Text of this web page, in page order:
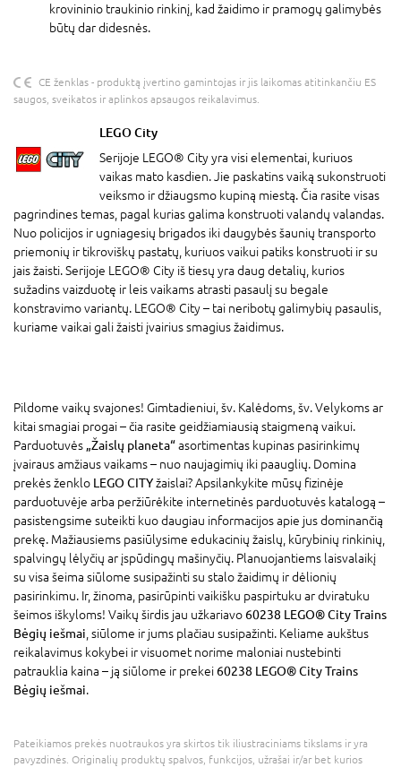
krovininio traukinio rinkinį, kad žaidimo ir pramogų galimybės
būtų dar didesnės.
CE ženklas - produktą įvertino gamintojas ir jis laikomas atitinkančiu ES
saugos, sveikatos ir aplinkos apsaugos reikalavimus.
LEGO City
Serijoje LEGO® City yra visi elementai, kuriuos
vaikas mato kasdien. Jie paskatins vaiką sukonstruoti
veiksmo ir džiaugsmo kupiną miestą. Čia rasite visas
pagrindines temas, pagal kurias galima konstruoti valandų valandas.
Nuo policijos ir ugniagesių brigados iki daugybės šaunių transporto
priemonių ir tikroviškų pastatų, kuriuos vaikui patiks konstruoti ir su
jais žaisti. Serijoje LEGO® City iš tiesų yra daug detalių, kurios
sužadins vaizduotę ir leis vaikams atrasti pasaulį su begale
konstravimo variantų. LEGO® City – tai neribotų galimybių pasaulis,
kuriame vaikai gali žaisti įvairius smagius žaidimus.
Pildome vaikų svajones! Gimtadieniui, šv. Kalėdoms, šv. Velykoms ar
kitai smagiai progai – čia rasite geidžiamiausią staigmeną vaikui.
Parduotuvės „Žaislų planeta“asortimentas kupinas pasirinkimų
įvairaus amžiaus vaikams – nuo naujagimių iki paauglių. Domina
prekės ženklo LEGO CITYžaislai? Apsilankykite mūsų fizinėje
parduotuvėje arba peržiūrėkite internetinės parduotuvės katalogą –
pasistengsime suteikti kuo daugiau informacijos apie jus dominančią
prekę. Mažiausiems pasiūlysime edukacinių žaislų, kūrybinių rinkinių,
spalvingų lėlyčių ar įspūdingų mašinyčių. Planuojantiems laisvalaikį
su visa šeima siūlome susipažinti su stalo žaidimų ir dėlionių
pasirinkimu. Ir, žinoma, pasirūpinti vaikišku paspirtuku ar dviratuku
šeimos iškyloms! Vaikų širdis jau užkariavo 60238 LEGO® City Trains
Bėgių iešmai , siūlome ir jums plačiau susipažinti. Keliame aukštus
reikalavimus kokybei ir visuomet norime maloniai nustebinti
patrauklia kaina – ją siūlome ir prekei 60238 LEGO® City Trains
Bėgių iešmai.
Pateikiamos prekės nuotraukos yra skirtos tik iliustraciniams tikslams ir yra
pavyzdinės. Originalių produktų spalvos, funkcijos, užrašai ir/ar bet kurios